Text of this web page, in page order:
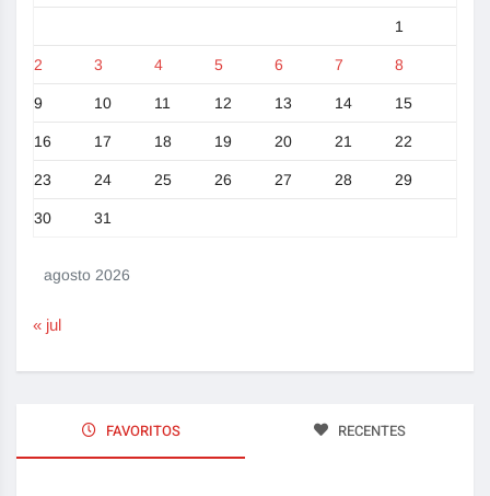
agosto 2026
1
2 3 4 5 6 7 8
9 10 11 12 13 14 15
16 17 18 19 20 21 22
23 24 25 26 27 28 29
30 31
« jul
FAVORITOS RECENTES